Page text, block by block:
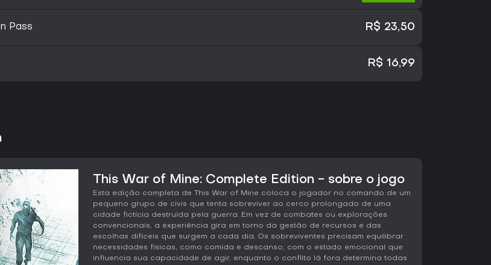
Pass R$ 23,50
R$ 16,99
This War of Mine: Complete Edition - sobre o jogo
Esta edição completa de This War of Mine coloca o jogador no comando de um
pequeno grupo de civis que tenta sobreviver ao cerco prolongado de uma
cidade fictícia destruída pela guerra. Em vez de combates ou explorações
convencionais, a experiência gira em torno da gestão de recursos e das
escolhas difíceis que surgem a cada dia. Os sobreviventes precisam equilibrar
necessidades físicas, como comida e descanso, com o estado emocional que
influencia sua capacidade de agir, enquanto o conflito lá fora determina todas